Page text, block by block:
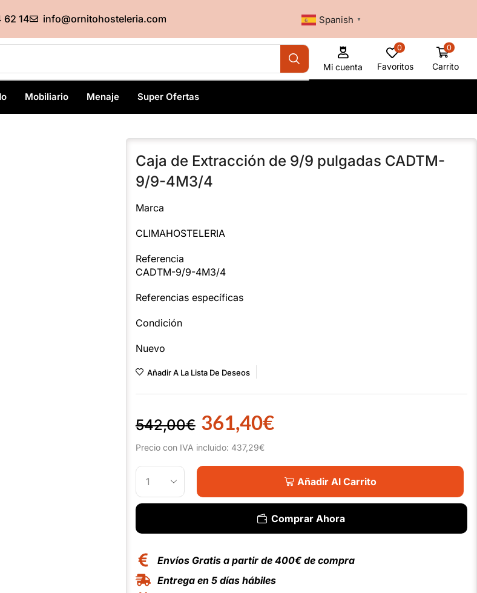
62 14 info@ornitohosteleria.com Spanish ▼
Mi cuenta
0
Favoritos
0
Carrito
Mobiliario Menaje Super Ofertas
Caja de Extracción de 9/9 pulgadas CADTM-
9/9-4M3/4
Marca
CLIMAHOSTELERIA
Referencia
CADTM-9/9-4M3/4
Referencias específicas
Condición
Nuevo
Añadir A La Lista De Deseos
542,00€ 361,40€
Precio con IVA incluido: 437,29€
Añadir Al Carrito
Comprar Ahora
Envíos Gratis a partir de 400€ de compra
Entrega en 5 días hábiles